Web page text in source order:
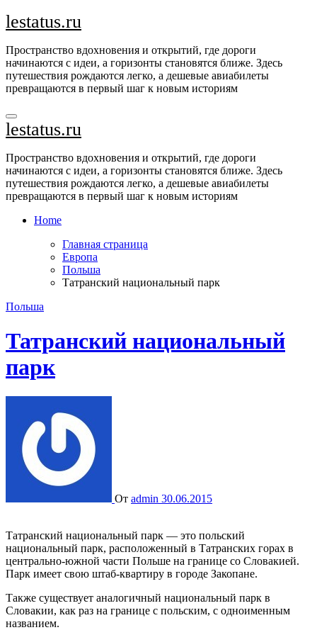
Перейти
к
lestatus.ru
Пространство вдохновения и открытий, где дороги
начинаются с идеи, а горизонты становятся ближе. Здесь
путешествия рождаются легко, а дешевые авиабилеты
превращаются в первый шаг к новым историям
lestatus.ru
Пространство вдохновения и открытий, где дороги
начинаются с идеи, а горизонты становятся ближе. Здесь
путешествия рождаются легко, а дешевые авиабилеты
превращаются в первый шаг к новым историям
Home
Главная страница
Европа
Польша
Татранский национальный парк
Польша
Татранский национальный
парк
От admin 30.06.2015
Татранский национальный парк — это польский
национальный парк, расположенный в Татранских горах в
центрально-южной части Польше на границе со Словакией.
Парк имеет свою штаб-квартиру в городе Закопане.
Также существует аналогичный национальный парк в
Словакии, как раз на границе с польским, с одноименным
названием.